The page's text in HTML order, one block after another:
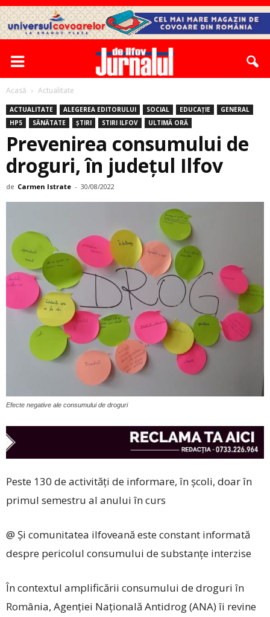
Acasă Actualitate
ACTUALITATE ALEGEREA EDITORULUI SOCIAL EDUCAȚIE
GENERAL
HP5
SĂNĂTATE ȘTIRI STIRI ILFOV ULTIMĂ ORĂ
Prevenirea consumului de
droguri, în judeţul Ilfov
de Carmen Istrate - 30/08/2022
Efecte negative ale consumului de droguri
Peste 130 de activități de informare, în școli, doar în
primul semestru al anului în curs
@ Și comunitatea ilfoveană este constant informată
despre pericolul consumului de substanțe interzise
În contextul amplificării consumului de droguri în
România, Agenției Națională Antidrog (ANA) îi revine